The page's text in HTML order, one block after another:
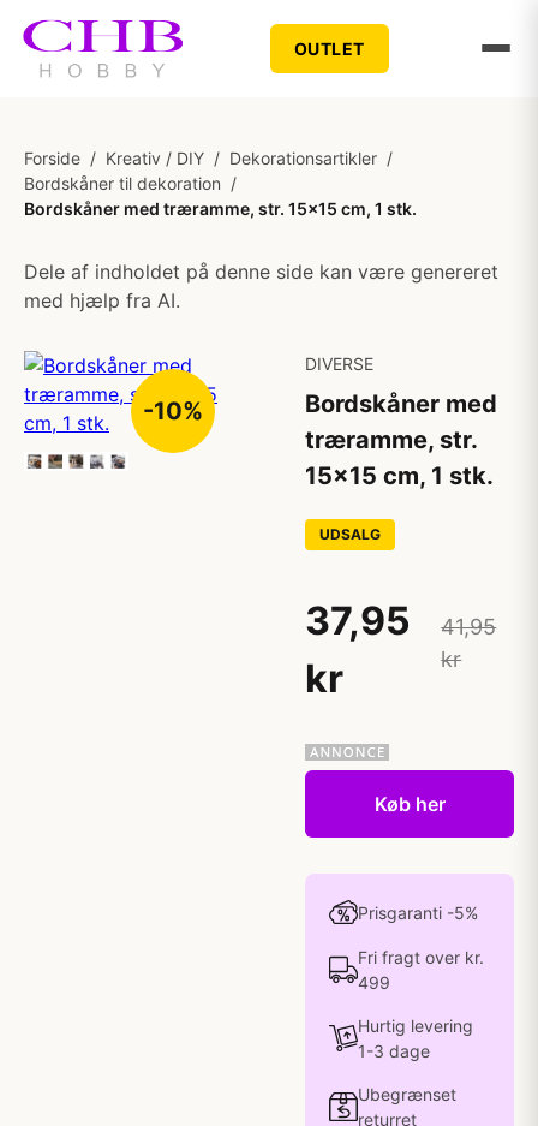
OUTLET
Forside / Kreativ / DIY / Dekorationsartikler /
Bordskåner til dekoration /
Bordskåner med træramme, str. 15x15 cm, 1 stk.
Dele af indholdet på denne side kan være genereret
med hjælp fra AI.
-10%
DIVERSE
Bordskåner med
træramme, str.
15x15 cm, 1 stk.
UDSALG
37,95
kr
41,95
kr
Køb her
Prisgaranti -5%
Fri fragt over kr.
499
Hurtig levering
1-3 dage
Ubegrænset
returret